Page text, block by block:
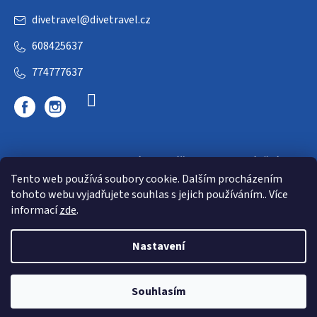
Tento web používá soubory cookie. Dalším procházením
tohoto webu vyjadřujete souhlas s jejich používáním.. Více
informacízde.
Nastavení
Souhlasím
divetravel@divetravel.cz
608425637
774777637
DIVETRAVEL - cestovní kancelář - cesty za potápěním
Shoptet |mime digital
Copyright 2026E-dive. Všechna práva vyhrazena.